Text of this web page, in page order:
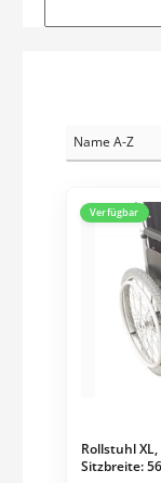
Verfügbar
Rollstuhl
Sitzbreite: